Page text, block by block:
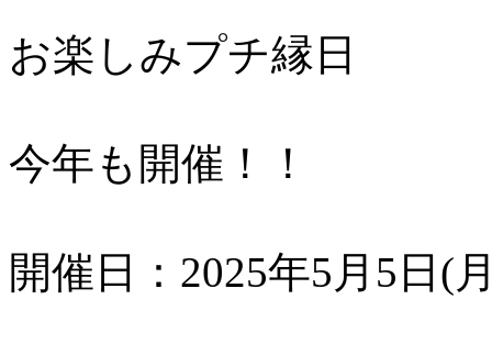
お楽しみプチ縁日
今年も開催！！
開催日：2025年5月5日(